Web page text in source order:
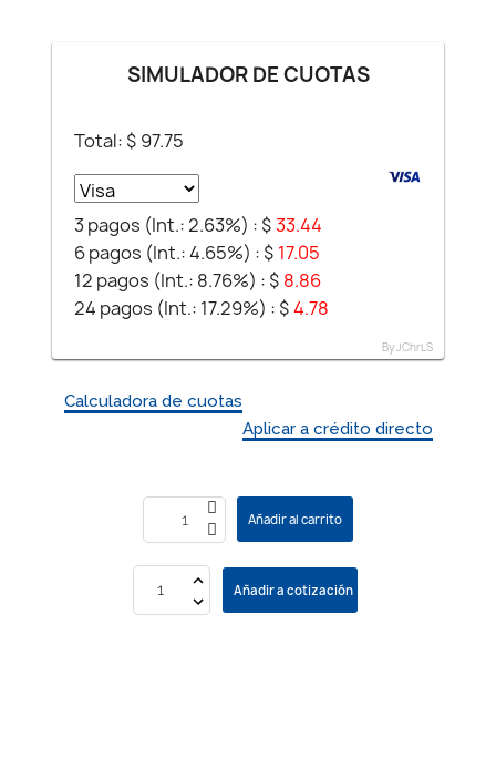
SIMULADOR DE CUOTAS
Total: $ 97.75
3 pagos (Int.: 2.63%) : $ 33.44
6 pagos (Int.: 4.65%) : $ 17.05
12 pagos (Int.: 8.76%) : $ 8.86
24 pagos (Int.: 17.29%) : $ 4.78
By JChrLS
Calculadora de cuotas
Aplicar a crédito directo
Añadir al carrito
Añadir a cotización